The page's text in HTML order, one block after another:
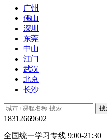
广州
佛山
深圳
东莞
中山
江门
武汉
北京
长沙
18312669602
全国统一学习专线 9:00-21:30